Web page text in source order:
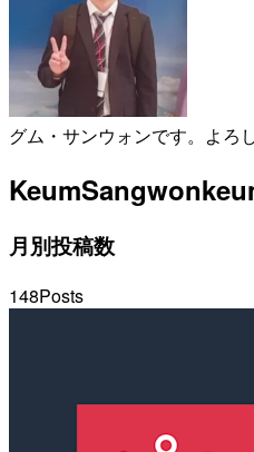
グム・サンウォンです。よろ
KeumSangwon
月別投稿数
148Posts